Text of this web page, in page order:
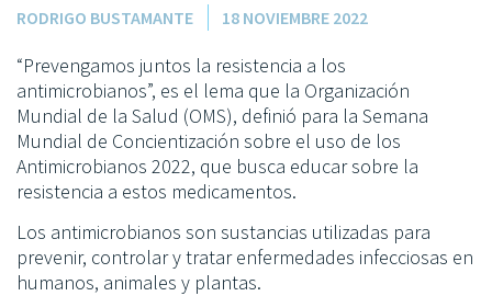
RODRIGO BUSTAMANTE 18 NOVIEMBRE 2022
“Prevengamos juntos la resistencia a los
antimicrobianos”, es el lema que la Organización
Mundial de la Salud (OMS), definió para la Semana
Mundial de Concientización sobre el uso de los
Antimicrobianos 2022, que busca educar sobre la
resistencia a estos medicamentos.
Los antimicrobianos son sustancias utilizadas para
prevenir, controlar y tratar enfermedades infecciosas en
humanos, animales y plantas.